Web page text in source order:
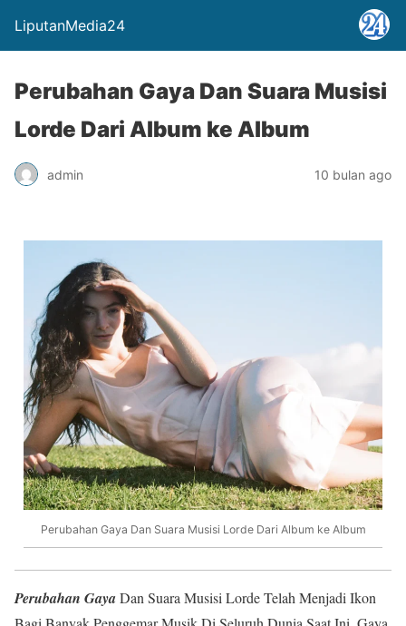
LiputanMedia24
Perubahan Gaya Dan Suara Musisi
Lorde Dari Album ke Album
admin 10 bulan ago
Perubahan Gaya Dan Suara Musisi Lorde Dari Album ke Album
Perubahan GayaDan Suara Musisi Lorde Telah Menjadi Ikon